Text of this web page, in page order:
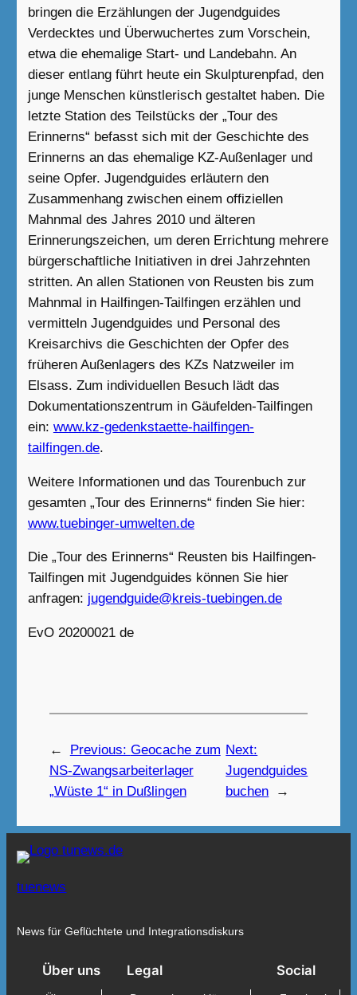
bringen die Erzählungen der Jugendguides
Verdecktes und Überwuchertes zum Vorschein,
etwa die ehemalige Start- und Landebahn. An
dieser entlang führt heute ein Skulpturenpfad, den
junge Menschen künstlerisch gestaltet haben. Die
letzte Station des Teilstücks der „Tour des
Erinnerns“ befasst sich mit der Geschichte des
Erinnerns an das ehemalige KZ-Außenlager und
seine Opfer. Jugendguides erläutern den
Zusammenhang zwischen einem offiziellen
Mahnmal des Jahres 2010 und älteren
Erinnerungszeichen, um deren Errichtung mehrere
bürgerschaftliche Initiativen in drei Jahrzehnten
stritten. An allen Stationen von Reusten bis zum
Mahnmal in Hailfingen-Tailfingen erzählen und
vermitteln Jugendguides und Personal des
Kreisarchivs die Geschichten der Opfer des
früheren Außenlagers des KZs Natzweiler im
Elsass. Zum individuellen Besuch lädt das
Dokumentationszentrum in Gäufelden-Tailfingen
ein: www.kz-gedenkstaette-hailfingen-
tailfingen.de.
Weitere Informationen und das Tourenbuch zur
gesamten „Tour des Erinnerns“ finden Sie hier:
www.tuebinger-umwelten.de
Die „Tour des Erinnerns“ Reusten bis Hailfingen-
Tailfingen mit Jugendguides können Sie hier
anfragen: jugendguide@kreis-tuebingen.de
EvO 20200021 de
← Previous: Geocache zum
NS-Zwangsarbeiterlager
„Wüste 1“ in Dußlingen
Next:
Jugendguides
buchen
→
tuenews
News für Geflüchtete und Integrationsdiskurs
Über uns Legal Social